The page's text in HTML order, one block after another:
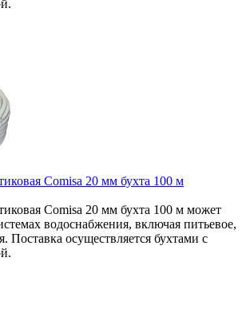
Comisa 20 мм бухта 100 м
Comisa 20 мм бухта 100 м может
водоснабжения, включая питьевое,
Поставка осуществляется бухтами с